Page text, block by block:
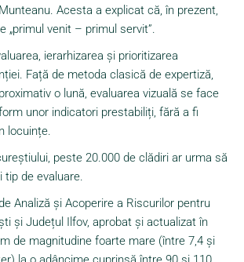
Acesta a explicat că, în prezent,
„primul venit – primul servit”.
ierarhizarea și prioritizarea
Față de metoda clasică de expertiză,
o lună, evaluarea vizuală se face
unor indicatori prestabiliți, fără a fi
locuințe.
peste 20.000 de clădiri ar urma să
de evaluare.
Analiză și Acoperire a Riscurilor pentru
și Județul Ilfov, aprobat și actualizat în
de magnitudine foarte mare (între 7,4 și